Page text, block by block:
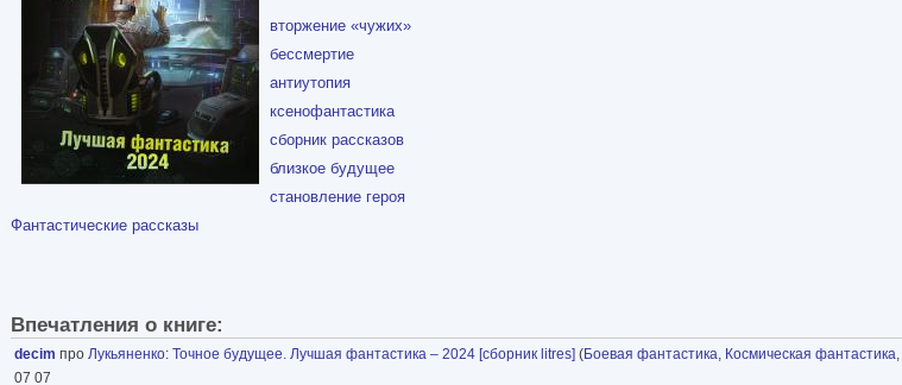
вторжение «чужих»
бессмертие
антиутопия
ксенофантастика
сборник рассказов
близкое будущее
становление героя
Фантастические рассказы
Впечатления о книге:
decim про Лукьяненко: Точное будущее. Лучшая фантастика – 2024 [сборник litres] (Боевая фантастика, Космическая фантастика,
07 07